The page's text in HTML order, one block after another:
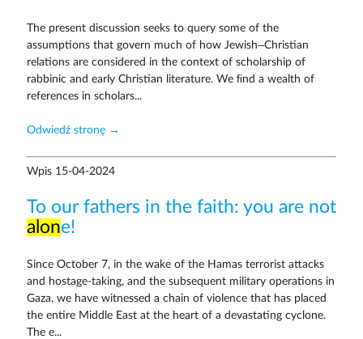
The present discussion seeks to query some of the
assumptions that govern much of how Jewish–Christian
relations are considered in the context of scholarship of
rabbinic and early Christian literature. We ﬁnd a wealth of
references in scholars...
Odwiedź stronę →
Wpis 15-04-2024
To our fathers in the faith: you are not
alone!
Since October 7, in the wake of the Hamas terrorist attacks
and hostage-taking, and the subsequent military operations in
Gaza, we have witnessed a chain of violence that has placed
the entire Middle East at the heart of a devastating cyclone.
The e...